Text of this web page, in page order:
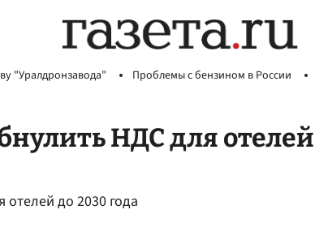
"Уралдронзавода" Проблемы с бензином в России
НДС для отелей
до 2030 года